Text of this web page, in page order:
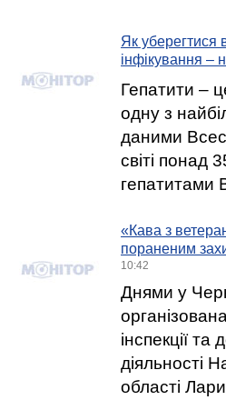
Як уберегтися
інфікування –
Гепатити –
одну з
даними
світі понад
гепатитами
«Кава з
пораненим
10:42
Днями у
інспекції
діяльності
області